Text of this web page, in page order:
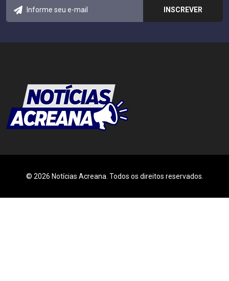
© 2026 Notícias Acreana. Todos os direitos reservados.